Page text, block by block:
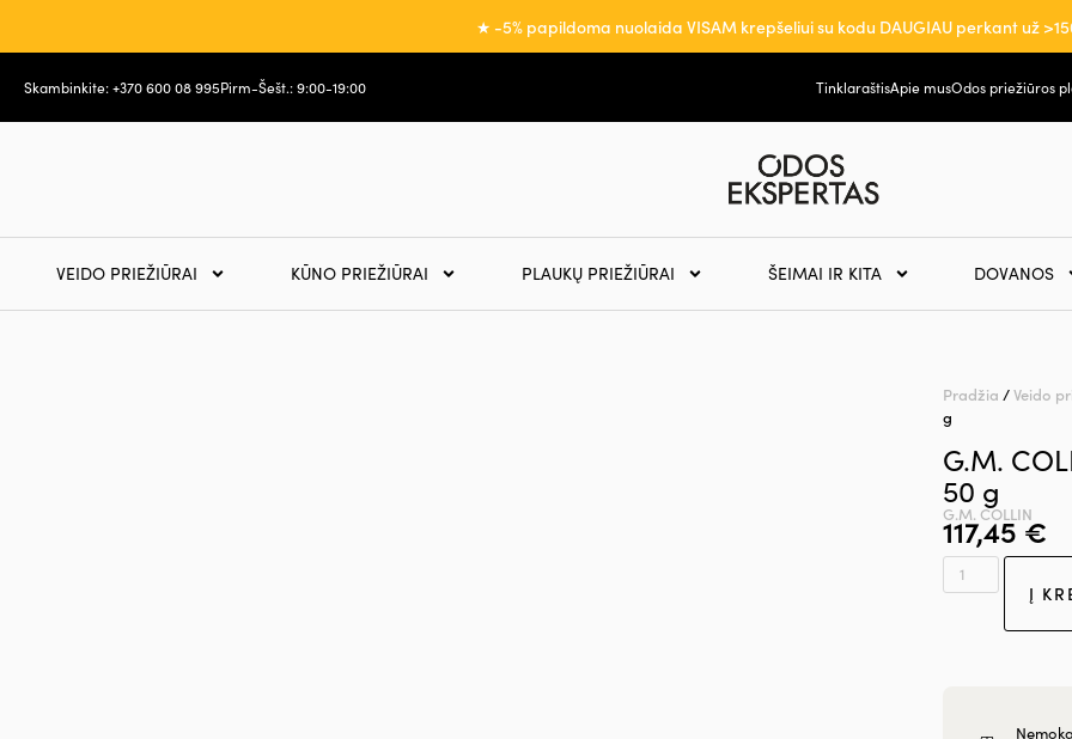
★ -5% papildoma nuolaida VISAM krepšeliui su kodu DAUGIAU perkant už
Skambinkite: +370 600 08 995Pirm-Šešt.: 9:00-19:00 TinklaraštisApie musOdos priežiūros
VEIDO PRIEŽIŪRAI KŪNO PRIEŽIŪRAI PLAUKŲ PRIEŽIŪRAI ŠEIMAI IR KITA DOVANOS
Pradžia /Veido
g
G.M.
50 g
G.M. COLLIN
117,45€
Į